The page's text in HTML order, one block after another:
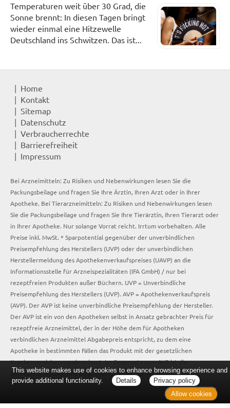
Temperaturen weit über 30 Grad, die
Sonne brennt: In diesen Tagen bringt
wieder einmal eine Hitzewelle
Deutschland ins Schwitzen. Das ist...
Home
Kontakt
Sitemap
Datenschutz
Verbraucherrechte
Barrierefreiheit
Impressum
Bei Arzneimitteln: Zu Risiken und Nebenwirkungen lesen Sie die
Packungsbeilage und fragen Sie Ihre Ärztin, Ihren Arzt oder in Ihrer
Apotheke. Bei Tierarzneimitteln: Zu Risiken und Nebenwirkungen lesen
Sie die Packungsbeilage und fragen Sie Ihre Tierärztin, Ihren Tierarzt oder
in Ihrer Apotheke. Nur solange Vorrat reicht. Irrtum vorbehalten. Alle
Preise inkl. MwSt. * Sparpotential gegenüber der unverbindlichen
Preisempfehlung des Herstellers (UVP) oder der unverbindlichen
Herstellermeldung des Apothekenverkaufspreises (UAVP) an die
Informationsstelle für Arzneispezialitäten (IFA GmbH) / nur bei
rezeptfreien Produkten außer Büchern. UVP = Unverbindliche
Preisempfehlung des Herstellers (UVP). AVP = Apothekenverkaufspreis
(AVP). Der AVP ist keine unverbindliche Preisempfehlung der Hersteller.
Der AVP ist ein von den Apotheken selbst in Ansatz gebrachter Preis für
rezeptfreie Arzneimittel, der in der Höhe dem für Apotheken
verbindlichen Arzneimittel Abgabepreis entspricht, zu dem eine
Apotheke in bestimmten Fällen das Produkt mit der gesetzlichen
Krankenversicherung abrechnet. Im Gegensatz zum AVP ist die
gebräuchliche UVP eine Empfehlung der Hersteller.
This website makes use of cookies to enhance browsing experience and
provide additional functionality.
Details
Privacy policy
Allow cookies